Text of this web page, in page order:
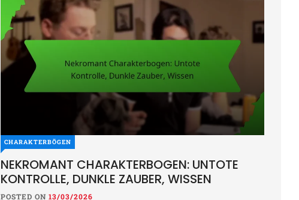
CHARAKTERBÖGEN
NEKROMANT CHARAKTERBOGEN: UNTOTE
KONTROLLE, DUNKLE ZAUBER, WISSEN
POSTED ON13/03/2026